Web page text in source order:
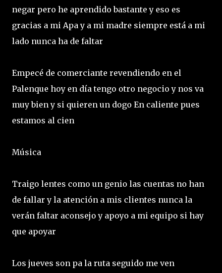
negar pero he aprendido bastante y eso es
gracias a mi Apa y a mi madre siempre está a mi
lado nunca ha de faltar
Empecé de comerciante revendiendo en el
Palenque hoy en día tengo otro negocio y nos va
muy bien y si quieren un dogo En caliente pues
estamos al cien
Música
Traigo lentes como un genio las cuentas no han
de fallar y la atención a mis clientes nunca la
verán faltar aconsejo y apoyo a mi equipo si hay
que apoyar
Los jueves son pa la ruta seguido me ven